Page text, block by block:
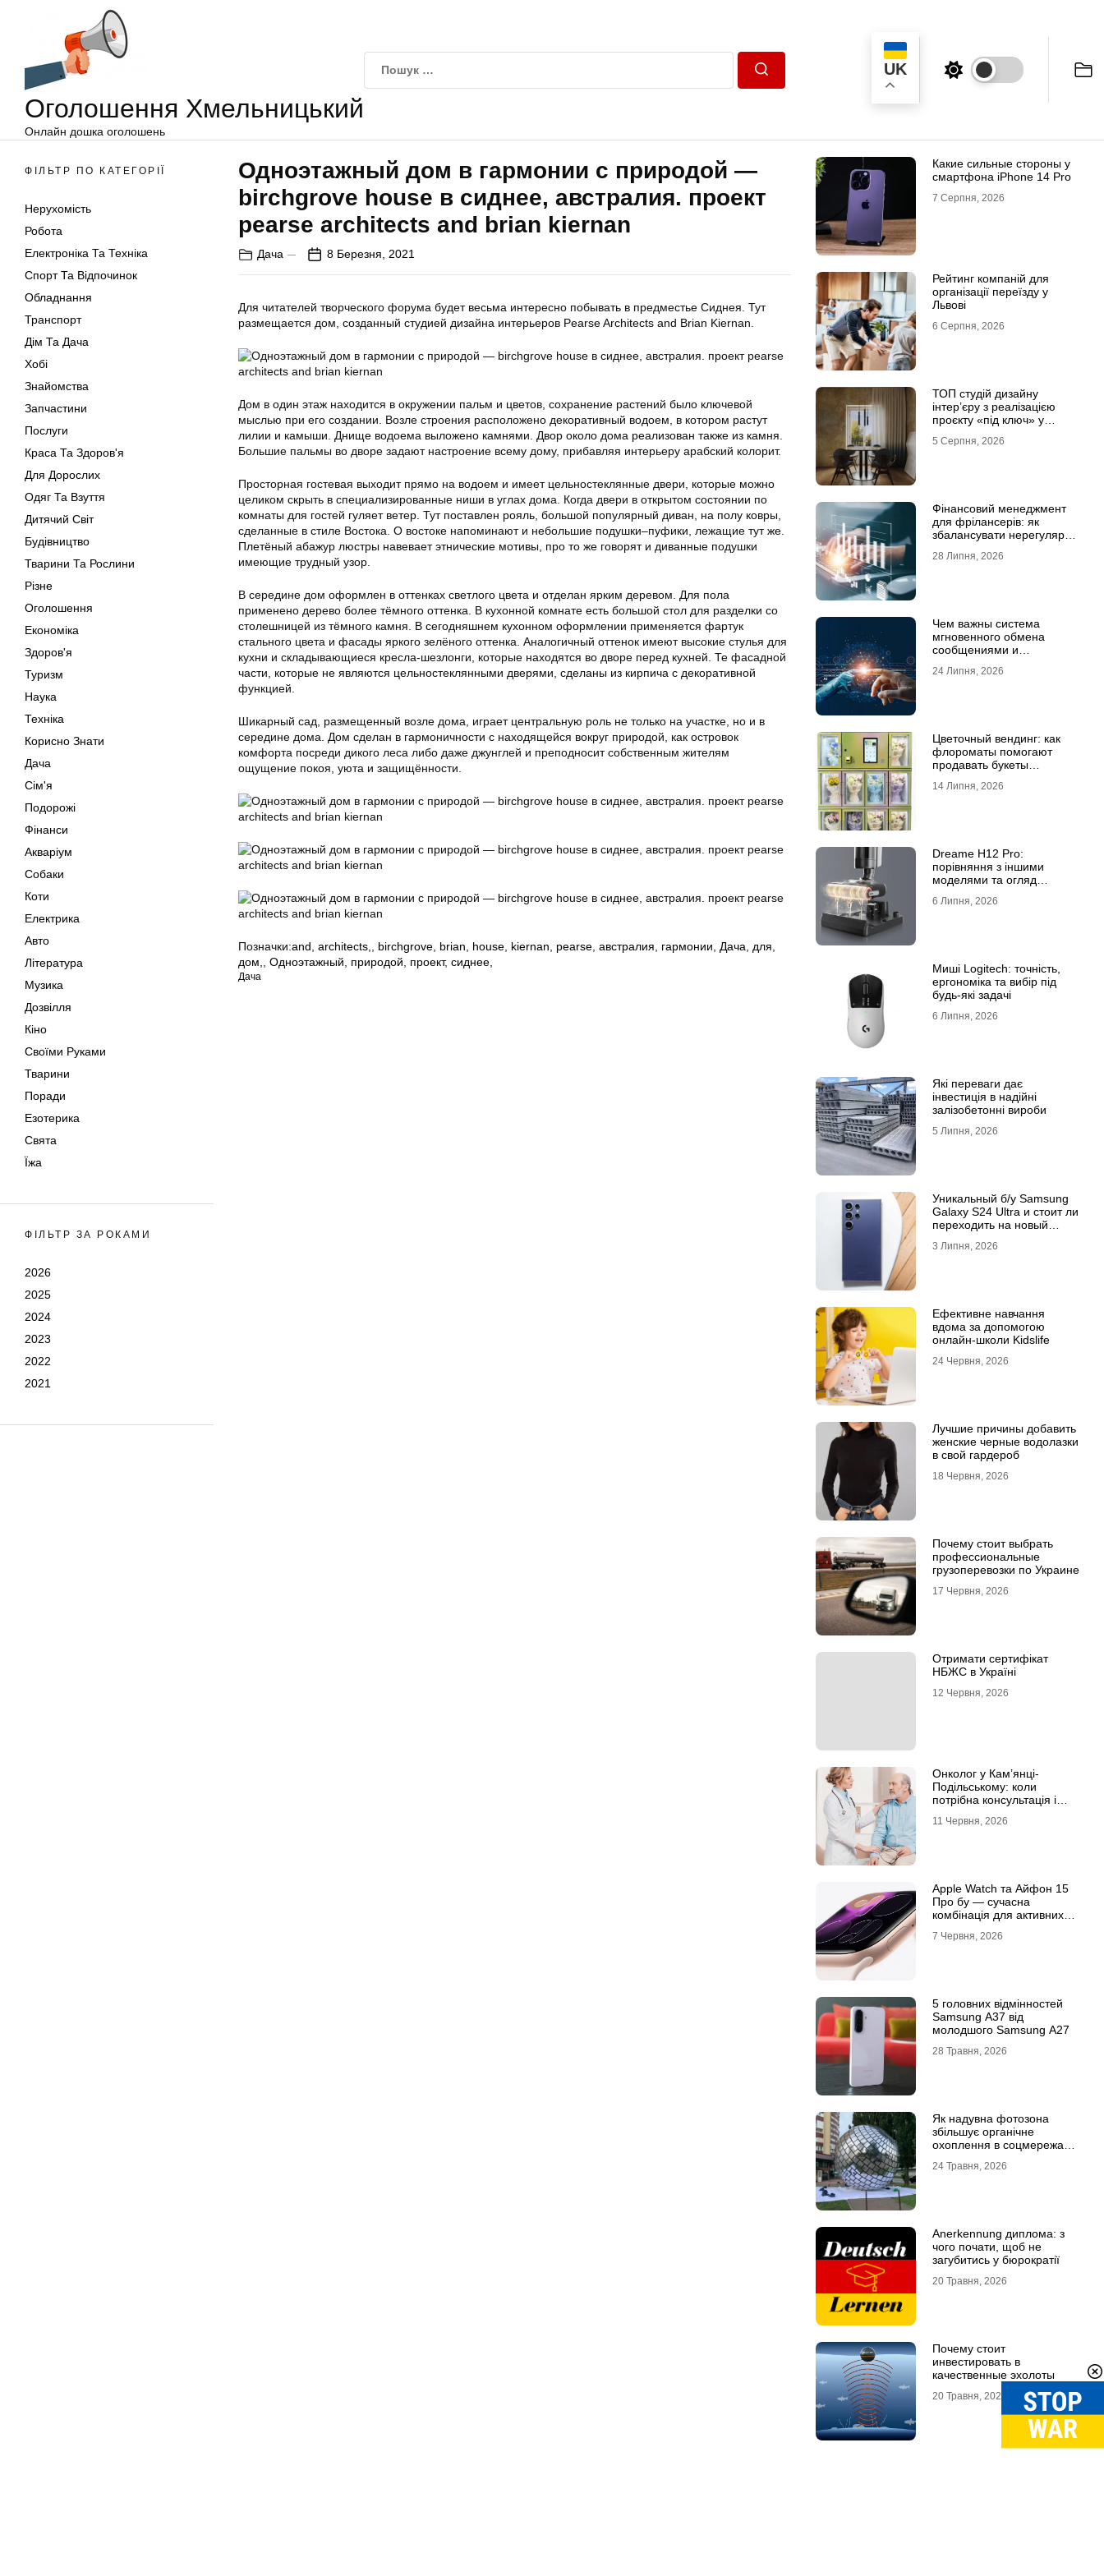
Оголошення Хмельницький
Онлайн дошка оголошень
UK
ФІЛЬТР ПО КАТЕГОРІЇ
Нерухомість
Робота
Електроніка Та Техніка
Спорт Та Відпочинок
Обладнання
Транспорт
Дім Та Дача
Хобі
Знайомства
Запчастини
Послуги
Краса Та Здоров'я
Для Дорослих
Одяг Та Взуття
Дитячий Світ
Будівництво
Тварини Та Рослини
Різне
Оголошення
Економіка
Здоров'я
Туризм
Наука
Техніка
Корисно Знати
Дача
Сім'я
Подорожі
Фінанси
Акваріум
Собаки
Коти
Електрика
Авто
Література
Музика
Дозвілля
Кіно
Своїми Руками
Тварини
Поради
Езотерика
Свята
Їжа
ФІЛЬТР ЗА РОКАМИ
2026
2025
2024
2023
2022
2021
Одноэтажный дом в гармонии с природой —
birchgrove house в сиднее, австралия. проект
pearse architects and brian kiernan
Дача 8 Березня, 2021
Для читателей творческого форума будет весьма интересно побывать в предместье Сиднея. Тут
размещается дом, созданный студией дизайна интерьеров Pearse Architects and Brian Kiernan.
Дом в один этаж находится в окружении пальм и цветов, сохранение растений было ключевой
мыслью при его создании. Возле строения расположено декоративный водоем, в котором растут
лилии и камыши. Днище водоема выложено камнями. Двор около дома реализован также из камня.
Большие пальмы во дворе задают настроение всему дому, прибавляя интерьеру арабский колорит.
Просторная гостевая выходит прямо на водоем и имеет цельностеклянные двери, которые можно
целиком скрыть в специализированные ниши в углах дома. Когда двери в открытом состоянии по
комнаты для гостей гуляет ветер. Тут поставлен рояль, большой популярный диван, на полу ковры,
сделанные в стиле Востока. О востоке напоминают и небольшие подушки–пуфики, лежащие тут же.
Плетёный абажур люстры навевает этнические мотивы, про то же говорят и диванные подушки
имеющие трудный узор.
В середине дом оформлен в оттенках светлого цвета и отделан ярким деревом. Для пола
применено дерево более тёмного оттенка. В кухонной комнате есть большой стол для разделки со
столешницей из тёмного камня. В сегодняшнем кухонном оформлении применяется фартук
стального цвета и фасады яркого зелёного оттенка. Аналогичный оттенок имеют высокие стулья для
кухни и складывающиеся кресла-шезлонги, которые находятся во дворе перед кухней. Те фасадной
части, которые не являются цельностеклянными дверями, сделаны из кирпича с декоративной
функцией.
Шикарный сад, размещенный возле дома, играет центральную роль не только на участке, но и в
середине дома. Дом сделан в гармоничности с находящейся вокруг природой, как островок
комфорта посреди дикого леса либо даже джунглей и преподносит собственным жителям
ощущение покоя, уюта и защищённости.
Позначки:and architects, birchgrove brian house kiernan pearse австралия гармонии Дача для
дом,
Одноэтажный природой проект, сиднее,
Дача
Какие сильные стороны у
смартфона iPhone 14 Pro
7 Серпня, 2026
Рейтинг компаній для
організації переїзду у
Львові
6 Серпня, 2026
ТОП студій дизайну
інтер’єру з реалізацією
проєкту «під ключ» у
5 Серпня, 2026
Фінансовий менеджмент
для фрілансерів: як
збалансувати нерегулярні
28 Липня, 2026
Чем важны система
мгновенного обмена
сообщениями и
информации для бизнеса
24 Липня, 2026
Цветочный вендинг: как
флороматы помогают
продавать букеты
14 Липня, 2026
Dreame H12 Pro:
порівняння з іншими
моделями та огляд
6 Липня, 2026
Миші Logitech: точність,
ергономіка та вибір під
будь-які задачі
6 Липня, 2026
Які переваги дає
інвестиція в надійні
залізобетонні вироби
5 Липня, 2026
Уникальный б/у Samsung
Galaxy S24 Ultra и стоит ли
переходить на новый
3 Липня, 2026
Ефективне навчання
вдома за допомогою
онлайн-школи Kidslife
24 Червня, 2026
Лучшие причины добавить
женские черные водолазки
в свой гардероб
18 Червня, 2026
Почему стоит выбрать
профессиональные
грузоперевозки по Украине
17 Червня, 2026
Отримати сертифікат
НБЖС в Україні
12 Червня, 2026
Онколог у Кам’янці-
Подільському: коли
потрібна консультація і
обстеження?
11 Червня, 2026
Apple Watch та Айфон 15
Про бу — сучасна
комбінація для активних
7 Червня, 2026
5 головних відмінностей
Samsung A37 від
молодшого Samsung A27
28 Травня, 2026
Як надувна фотозона
збільшує органічне
охоплення в соцмережах:
контенту
24 Травня, 2026
Anerkennung диплома: з
чого почати, щоб не
загубитись у бюрократії
20 Травня, 2026
Почему стоит
инвестировать в
качественные эхолоты
20 Травня, 2026